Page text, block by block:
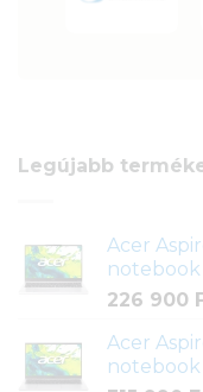
Legújabb
Acer
notebook
226 900
Acer
notebook